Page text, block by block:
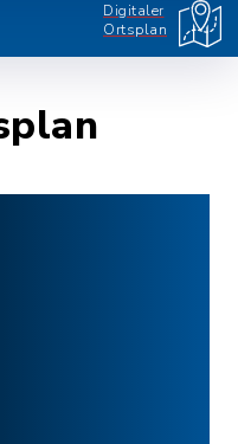
Digitaler
Ortsplan